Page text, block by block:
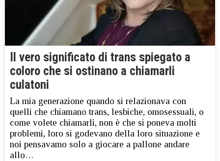
Il vero significato di trans spiegato a
coloro che si ostinano a chiamarli
culatoni
La mia generazione quando si relazionava con
quelli che chiamano trans, lesbiche, omosessuali, o
come volete chiamarli, non è che si poneva molti
problemi, loro si godevano della loro situazione e
noi pensavamo solo a giocare a pallone andare
allo…